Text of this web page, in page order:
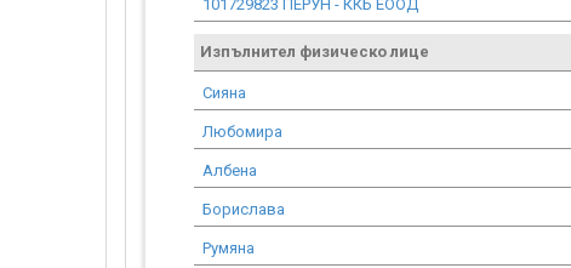
101729823 ПЕРУН - ККБ ЕООД
Изпълнител физическо лице
Сияна
Любомира
Албена
Борислава
Румяна